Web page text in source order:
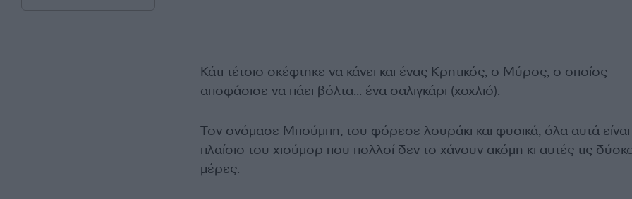
Κάτι τέτοιο σκέφτηκε να κάνει και ένας Κρητικός, ο Μύρος, ο οποίος
αποφάσισε να πάει βόλτα… ένα σαλιγκάρι (χοχλιό).
Τον ονόμασε Μπούμπη, του φόρεσε λουράκι και φυσικά, όλα αυτά
πλαίσιο του χιούμορ που πολλοί δεν το χάνουν ακόμη κι αυτές τις
μέρες.